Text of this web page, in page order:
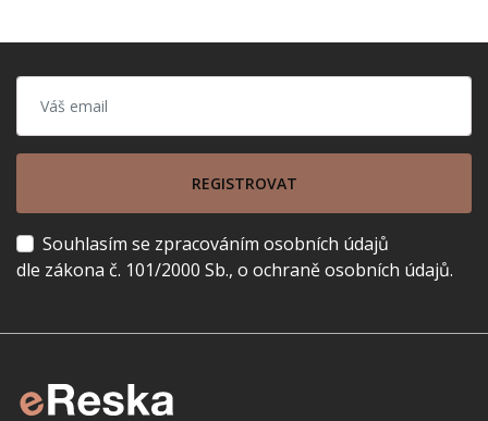
REGISTROVAT
Souhlasím se zpracováním osobních údajů
dle zákona č. 101/2000 Sb., o ochraně osobních údajů.